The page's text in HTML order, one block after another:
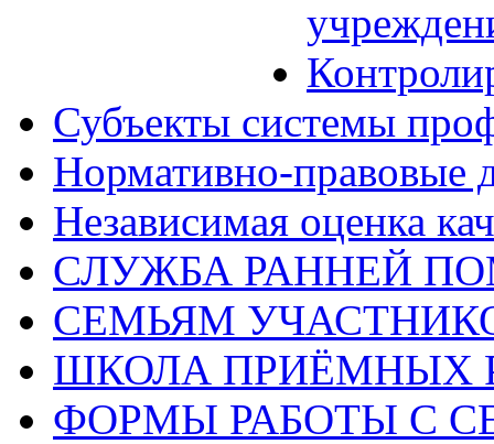
Субъекты системы
Нормативно-правовые
Независимая оценка
СЛУЖБА РАННЕЙ
СЕМЬЯМ
ШКОЛА ПРИЁМНЫХ
ФОРМЫ РАБОТЫ С